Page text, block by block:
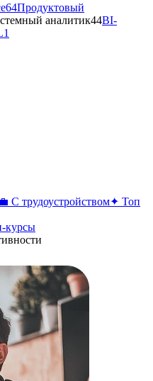
64Продуктовый
аналитик44BI-
1
С трудоустройством✦ Топ
курсы